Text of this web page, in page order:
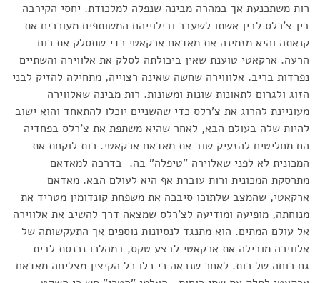
רות משתכנעת אך במהרה מבינה שנפלה למלכודת. יחסי הקירבה
בין צ'רלס לבין אשתו לשעבר ובילוייהם המשותפים מעוררים את
קנאתה והיא מזמינה את מאדאם ארקאטי כדי שתסלק את רוח
הרעה. ארקאטי טוענת שאין ביכולתה לסלק את אלווירה והשתיים
נפרדות בריב. אלוווירה שחשה שאינה רצוייה, מתחילה להזיק לבני
הזוג ולגרום לתאונות שונות ומשונות. רות מבינה שאלווירה
מעוניינת להרוג את צ'רלס כדי שהשניים יוכלו להתאחד והוא ישוב
להיות שלה בעולם הבא, לאחר שהיא משתפת את צ'רלס בפחדיה
הם מחליטים להזעיק שוב את מאדאם ארקאטי. רות לוקחת את
המכונית לא לפני שאלוירה "טיפלה" בה. בדרכה למאדאם
מתרסקת המכונית ורות עוברת אף היא לעולם הבא. מאדאם
ארקאטי, שהמצב שלתוכו סיבכה את משפחת קונדומין מטריד את
מנוחתה, מופיעה ומודיעה לצ'רלס שמצאה דרך להשיב את אלווירה
אל עולם המתים. הוא מתנגד לנסיונות נוספים אך התעקשותה של
אלווירה מובילה את ארקאטי לבצע טקס, במהלכו נכנסת לבית
גם רוחה של רות. לאחר שנראה כי כלו כל הקיצין מצליחה מאדאם